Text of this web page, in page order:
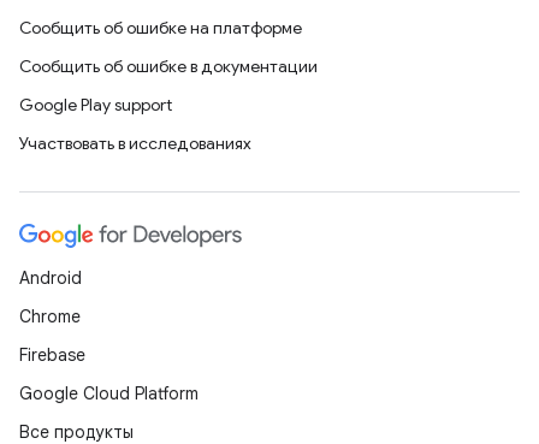
Сообщить об ошибке на платформе
Сообщить об ошибке в документации
Google Play support
Участвовать в исследованиях
Android
Chrome
Firebase
Google Cloud Platform
Все продукты